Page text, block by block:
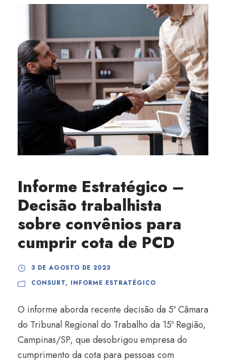
Informe Estratégico –
Decisão trabalhista
sobre convênios para
cumprir cota de PCD
3 DE AGOSTO DE 2023
CONSURT, INFORME ESTRATÉGICO
O informe aborda recente decisão da 5ª Câmara
do Tribunal Regional do Trabalho da 15ª Região,
Campinas/SP, que desobrigou empresa do
cumprimento da cota para pessoas com